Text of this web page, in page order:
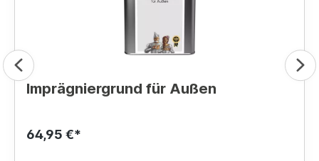
Imprägniergrund für Außen
64,95 €*